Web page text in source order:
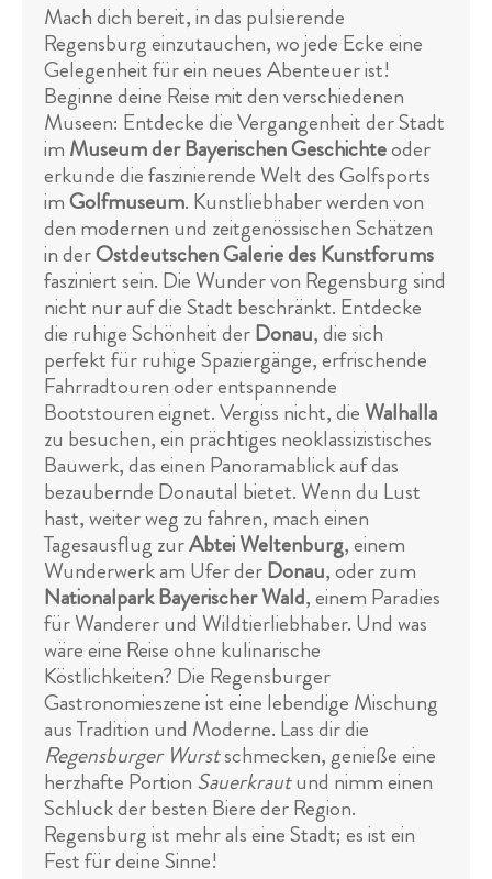
Mach dich bereit, in das pulsierende
Regensburg einzutauchen, wo jede Ecke eine
Gelegenheit für ein neues Abenteuer ist!
Beginne deine Reise mit den verschiedenen
Museen: Entdecke die Vergangenheit der Stadt
im Museum der Bayerischen Geschichteoder
erkunde die faszinierende Welt des Golfsports
imGolfmuseum. Kunstliebhaber werden von
den modernen und zeitgenössischen Schätzen
in derOstdeutschen Galerie des Kunstforums
fasziniert sein. Die Wunder von Regensburg sind
nicht nur auf die Stadt beschränkt. Entdecke
die ruhige Schönheit derDonau, die sich
perfekt für ruhige Spaziergänge, erfrischende
Fahrradtouren oder entspannende
Bootstouren eignet. Vergiss nicht, die Walhalla
zu besuchen, ein prächtiges neoklassizistisches
Bauwerk, das einen Panoramablick auf das
bezaubernde Donautal bietet. Wenn du Lust
hast, weiter weg zu fahren, mach einen
Tagesausflug zurAbtei Weltenburg, einem
Wunderwerk am Ufer derDonau, oder zum
Nationalpark Bayerischer Wald, einem Paradies
für Wanderer und Wildtierliebhaber. Und was
wäre eine Reise ohne kulinarische
Köstlichkeiten? Die Regensburger
Gastronomieszene ist eine lebendige Mischung
aus Tradition und Moderne. Lass dir die
Regensburger Wurstschmecken, genieße eine
herzhafte Portion Sauerkrautund nimm einen
Schluck der besten Biere der Region.
Regensburg ist mehr als eine Stadt; es ist ein
Fest für deine Sinne!